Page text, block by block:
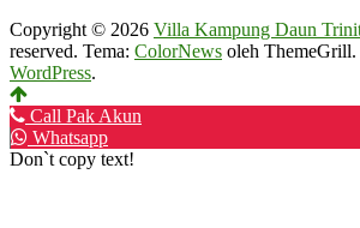
Copyright © 2026 Villa Kampung Daun
reserved. Tema: ColorNews oleh ThemeGrill.
WordPress.
Call Pak Akun
Whatsapp
Don`t copy text!